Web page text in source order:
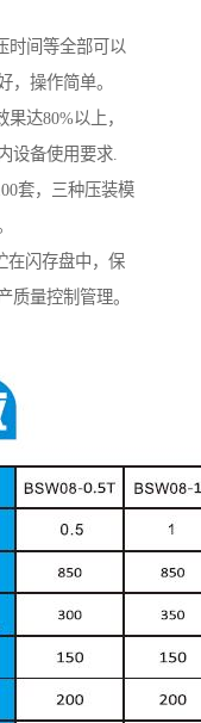
时间等全部可以
，操作简单。
达80%以上，
设备使用要求.
套，三种压装模
在闪存盘中，保
质量控制管理。